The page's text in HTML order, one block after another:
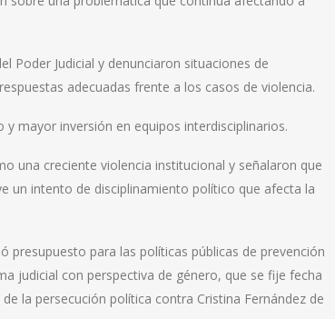
Poder Judicial y denunciaron situaciones de
adecuadas frente a los casos de violencia.
mayor inversión en equipos interdisciplinarios.
una creciente violencia institucional y señalaron que
un intento de disciplinamiento político que afecta la
presupuesto para las políticas públicas de prevención
judicial con perspectiva de género, que se fije fecha
de la persecución política contra Cristina Fernández de